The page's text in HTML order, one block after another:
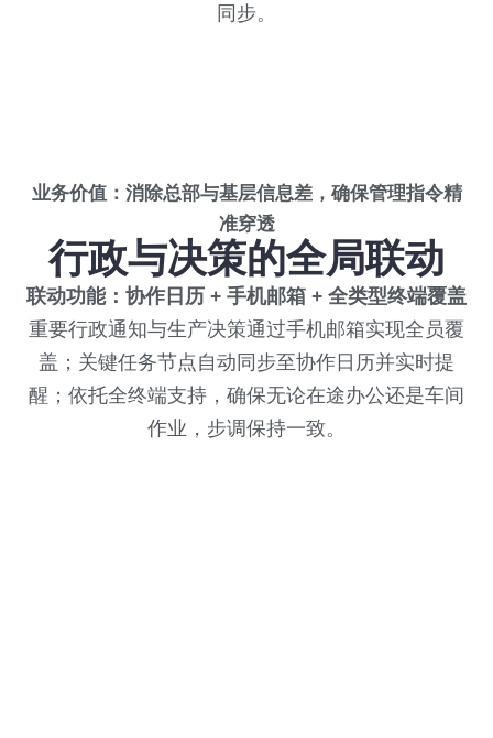
同步。
业务价值：消除总部与基层信息差，确保管理指令精
准穿透
行政与决策的全局联动
联动功能：协作日历 + 手机邮箱 + 全类型终端覆盖
重要行政通知与生产决策通过手机邮箱实现全员覆
盖；关键任务节点自动同步至协作日历并实时提
醒；依托全终端支持，确保无论在途办公还是车间
作业，步调保持一致。